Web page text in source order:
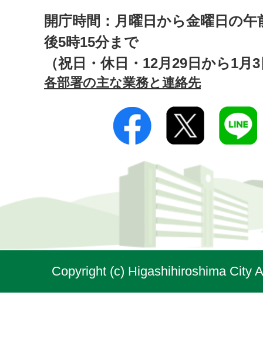
開庁時間：月曜日から金曜日の午
後5時15分まで
（祝日・休日・12月29日から1月
各部署の主な業務と連絡先
Copyright (c) Higashihiroshima City